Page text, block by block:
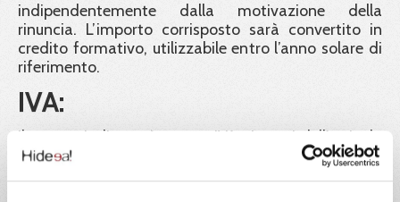
indipendentemente dalla motivazione della
rinuncia. L’importo corrisposto sarà convertito in
credito formativo, utilizzabile entro l’anno solare di
riferimento.
IVA:
Il prezzo indicato è esente IVA ai sensi dell'articolo
10, n. 20) del D.P.R. 26 ottobre 1972, n. 633.
Ente formatore: